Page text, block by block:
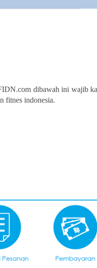
dibawah ini wajib
fitnes indonesia.